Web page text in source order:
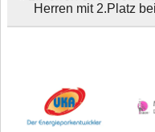
Herren mit 2.Platz